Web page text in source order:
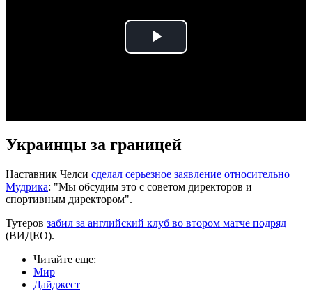
Play
Украинцы за границей
Наставник Челси сделал серьезное заявление относительно
Мудрика: "Мы обсудим это с советом директоров и
спортивным директором".
Тутеров забил за английский клуб во втором матче подряд
(ВИДЕО).
Читайте еще:
Мир
Дайджест